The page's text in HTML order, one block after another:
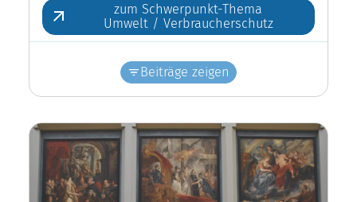
zum Schwerpunkt-Thema
Umwelt / Verbraucherschutz
Beiträge zeigen